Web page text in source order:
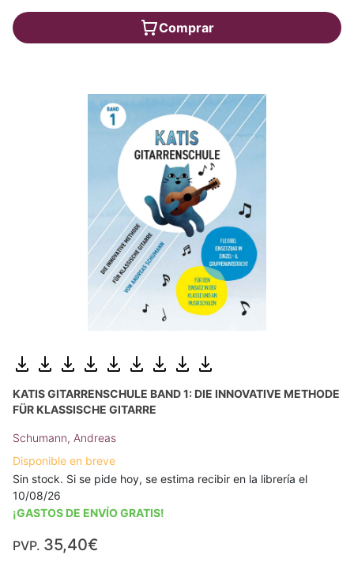
Comprar
KATIS GITARRENSCHULE BAND 1: DIE INNOVATIVE METHODE
FÜR KLASSISCHE GITARRE
Schumann, Andreas
Disponible en breve
Sin stock. Si se pide hoy, se estima recibir en la librería el
10/08/26
¡GASTOS DE ENVÍO GRATIS!
PVP. 35,40€